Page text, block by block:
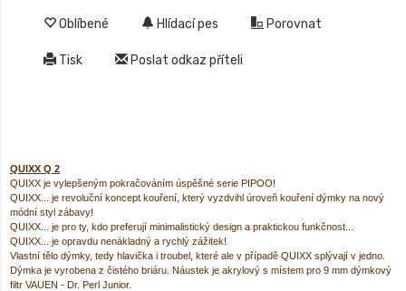
Oblíbené Hlídací pes Porovnat
Tisk Poslat odkaz příteli
QUIXX Q 2
QUIXX je vylepšeným pokračováním úspěšné serie PIPOO!
QUIXX... je revoluční koncept kouření, který vyzdvihl úroveň kouření dýmky na nový
módní styl zábavy!
QUIXX ... je pro ty, kdo preferují minimalistický design a praktickou funkčnost...
QUIXX...
je opravdu nenákladný a rychlý zážitek!
Vlastní tělo dýmky, tedy hlavička i troubel, které ale v případě QUIXX splývají v jedno.
Dýmka je vyrobena z čistého briáru. Náustek je akrylový s místem pro 9 mm dýmkový
filtr VAUEN - Dr. Perl Junior.